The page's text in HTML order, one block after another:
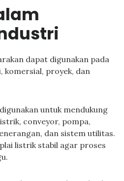
dapat digunakan pada
komersial, proyek, dan
untuk mendukung
conveyor, pompa,
dan sistem utilitas.
listrik stabil agar proses